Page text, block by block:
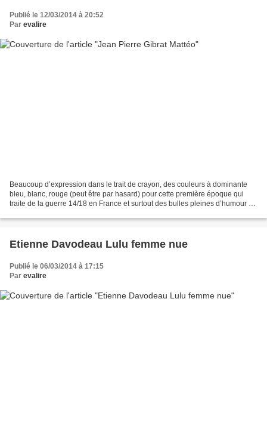
Publié le 12/03/2014 à 20:52
Par evalire
Beaucoup d’expression dans le trait de crayon, des couleurs à dominante
bleu, blanc, rouge (peut être par hasard) pour cette première époque qui
traite de la guerre 14/18 en France et surtout des bulles pleines d’humour à
Etienne Davodeau Lulu femme nue
Publié le 06/03/2014 à 17:15
Par evalire